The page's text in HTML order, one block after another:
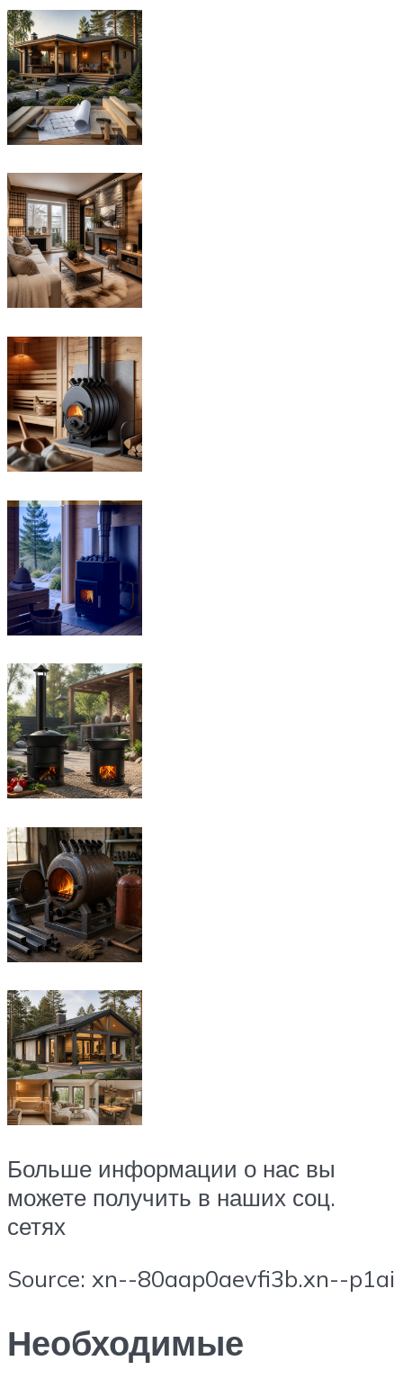
Больше информации о нас вы
можете получить в наших соц.
сетях
Source: xn--80aap0aevfi3b.xn--p1ai
Необходимые